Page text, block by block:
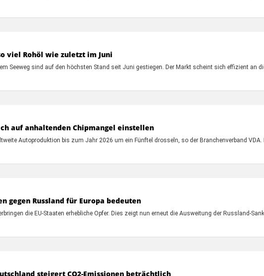
viel Rohöl wie zuletzt im Juni
Seeweg sind auf den höchsten Stand seit Juni gestiegen. Der Markt scheint sich effizient an
auf anhaltenden Chipmangel einstellen
Autoproduktion bis zum Jahr 2026 um ein Fünftel drosseln, so der Branchenverband
gegen Russland für Europa bedeuten
die EU-Staaten erhebliche Opfer. Dies zeigt nun erneut die Ausweitung der Russland-
steigert CO2-Emissionen beträchtlich